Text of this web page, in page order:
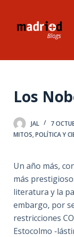
a
o
e
n
d
o
Los
JAL 7
MITOS,POLÍTICA Y
Un año más,
más
literatura y la
embargo, por
restricciones
Estocolmo -